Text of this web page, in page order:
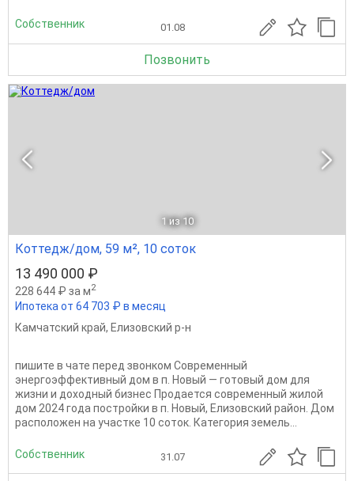
Собственник 01.08
Позвонить
1 из 10
Коттедж/дом, 59 м², 10 соток
13 490 000 ₽
228 644 ₽ за м2
Ипотека от 64 703 ₽ в месяц
Камчатский край, Елизовский р-н
пишите в чате перед звонком Современный
энергоэффективный дом в п. Новый — готовый дом для
жизни и доходный бизнес Продается современный жилой
дом 2024 года постройки в п. Новый, Елизовский район. Дом
расположен на участке 10 соток. Категория земель...
Собственник 31.07